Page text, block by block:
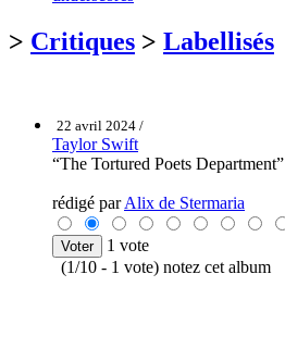
> Critiques > Labellisés
22 avril 2024 /
Taylor Swift
“The Tortured Poets Department”
rédigé parAlix de Stermaria
1 vote
(1/10 - 1 vote) notez cet album